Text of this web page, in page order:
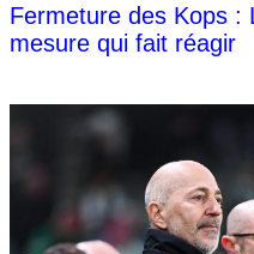
Fermeture des Kops :
mesure qui fait réagir